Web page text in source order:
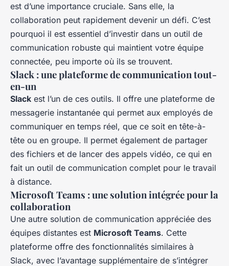
est d’une importance cruciale. Sans elle, la
collaboration peut rapidement devenir un défi. C’est
pourquoi il est essentiel d’investir dans un outil de
communication robuste qui maintient votre équipe
connectée, peu importe où ils se trouvent.
Slack : une plateforme de communication tout-
en-un
Slack est l’un de ces outils. Il offre une plateforme de
messagerie instantanée qui permet aux employés de
communiquer en temps réel, que ce soit en tête-à-
tête ou en groupe. Il permet également de partager
des fichiers et de lancer des appels vidéo, ce qui en
fait un outil de communication complet pour le travail
à distance.
Microsoft Teams : une solution intégrée pour la
collaboration
Une autre solution de communication appréciée des
équipes distantes est Microsoft Teams. Cette
plateforme offre des fonctionnalités similaires à
Slack, avec l’avantage supplémentaire de s’intégrer